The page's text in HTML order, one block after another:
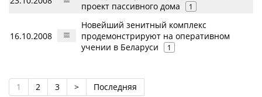
проект пассивного дома
1
16.10.2008
Новейший зенитный комплекс
продемонстрируют на оперативном
учении в Беларуси
1
1 2 3 > Последняя